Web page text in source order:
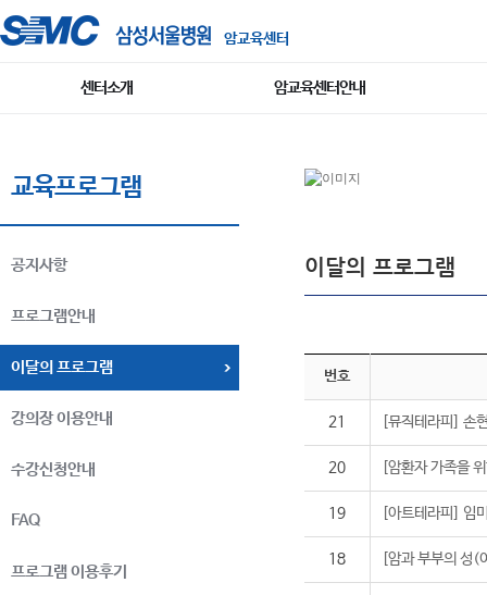
암교육센터
센터소개 암교육센터안내
교육프로그램
공지사항
프로그램안내
이달의 프로그램
강의장 이용안내
수강신청안내
FAQ
프로그램 이용후기
이달의 프로그램
번호
21 [뮤직테라피] 손
20 [암환자 가족을
19 [아트테라피] 임
18 [암과 부부의 성